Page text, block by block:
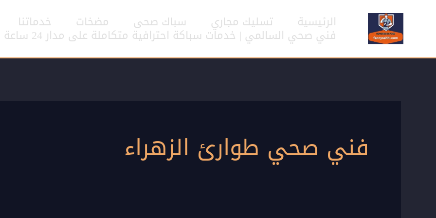
المحتوى
الرئيسية تسليك مجاري سباك صحى مضخات خدماتنا
فني صحي السالمي | خدمات سباكة احترافية متكاملة على مدار 24 ساعة
فني صحي طوارئ الزهراء